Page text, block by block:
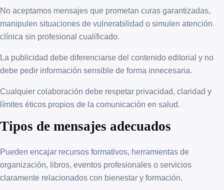
No aceptamos mensajes que prometan curas garantizadas,
manipulen situaciones de vulnerabilidad o simulen atención
clínica sin profesional cualificado.
La publicidad debe diferenciarse del contenido editorial y no
debe pedir información sensible de forma innecesaria.
Cualquier colaboración debe respetar privacidad, claridad y
límites éticos propios de la comunicación en salud.
Tipos de mensajes adecuados
Pueden encajar recursos formativos, herramientas de
organización, libros, eventos profesionales o servicios
claramente relacionados con bienestar y formación.